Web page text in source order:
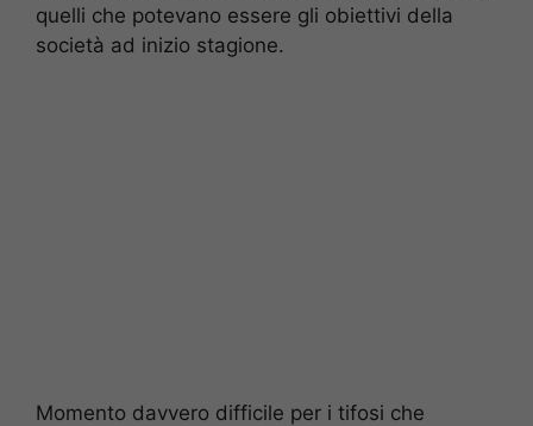
quelli che potevano essere gli obiettivi della
società ad inizio stagione.
Momento davvero difficile per i tifosi che